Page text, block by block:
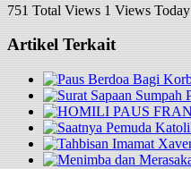
751 Total Views 1 Views Today
Artikel Terkait